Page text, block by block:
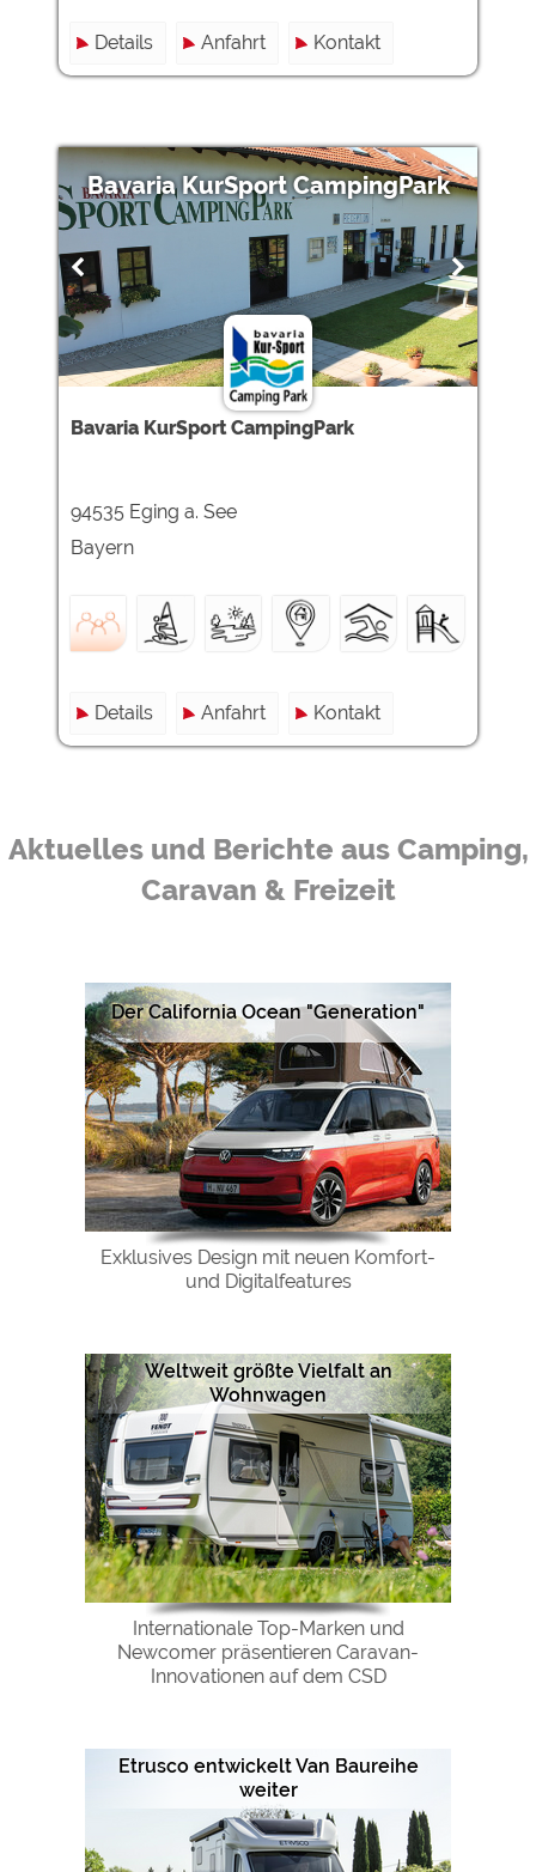
Details Anfahrt Kontakt
Bavaria KurSport CampingPark
Bavaria KurSport CampingPark
94535 Eging a. See
Bayern
Details Anfahrt Kontakt
Aktuelles und Berichte aus Camping,
Caravan & Freizeit
Der California Ocean "Generation"
Exklusives Design mit neuen Komfort-
und Digitalfeatures
Weltweit größte Vielfalt an
Wohnwagen
Internationale Top-Marken und
Newcomer präsentieren Caravan-
Innovationen auf dem CSD
Etrusco entwickelt Van Baureihe
weiter